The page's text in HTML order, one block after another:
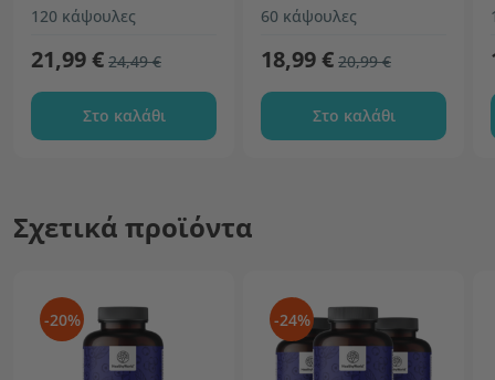
120 κάψουλες
21,99 € 24,49 €
Στο καλάθι
60 κάψουλες
18,99 € 20,99 €
Στο καλάθι
Σχετικά προϊόντα
-20% -24%